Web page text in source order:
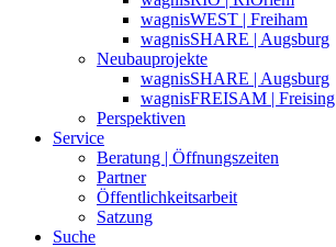
wagnisWEST | Freiham
wagnisSHARE | Augsburg
Neubauprojekte
wagnisSHARE | Augsburg
wagnisFREISAM | Freising
Perspektiven
Service
Beratung | Öffnungszeiten
Partner
Öffentlichkeitsarbeit
Satzung
Suche